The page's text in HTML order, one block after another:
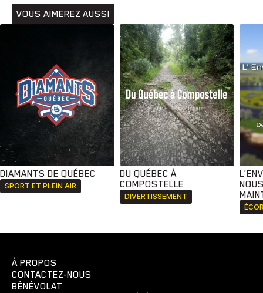
VOUS AIMEREZ AUSSI
DIAMANTS DE QUÉBEC
SPORT ET PLEIN AIR
DU QUÉBEC À
COMPOSTELLE
DIVERTISSEMENT
À PROPOS
CONTACTEZ-NOUS
BÉNÉVOLAT